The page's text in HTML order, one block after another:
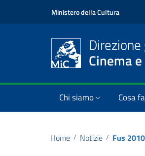
Ministero della Cultura
Cinema
Chi siamo Cosa
Home / Notizie / Fus